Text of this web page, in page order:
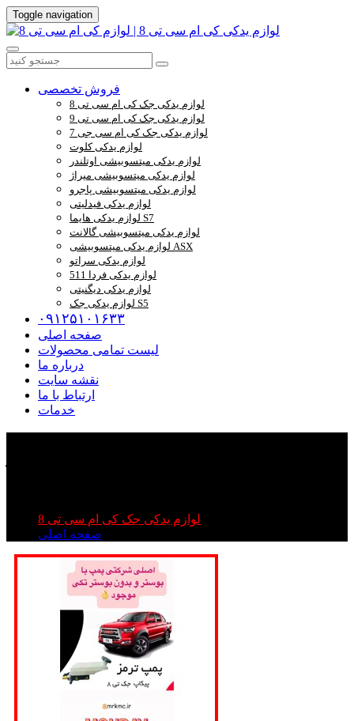
Toggle navigation
فروش تخصصی
لوازم یدکی جک کی ام سی تی 8
لوازم یدکی جک کی ام سی تی 9
لوازم یدکی جک کی ام سی جی 7
لوازم یدکی کلوت
لوازم یدکی میتسوبیشی اوتلندر
لوازم یدکی میتسوبیشی میراژ
لوازم یدکی میتسوبیشی پاجرو
لوازم یدکی فیدلیتی
لوازم یدکی هایما S7
لوازم یدکی میتسوبیشی گالانت
لوازم یدکی میتسوبیشی ASX
لوازم یدکی سراتو
لوازم یدکی فردا 511
لوازم یدکی دیگنیتی
لوازم یدکی جک S5
۰۹۱۲۵۱۰۱۶۳۳
صفحه اصلی
لیست تمامی محصولات
درباره ما
نقشه سایت
ارتباط با ما
خدمات
لوازم یدکی جک کی ام سی تی 8
صفحه اصلی